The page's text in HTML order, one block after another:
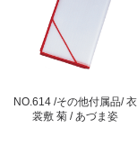
NO.614 /その他付属品/ 衣
裳敷 菊 / あづま姿